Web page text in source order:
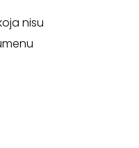
nisu